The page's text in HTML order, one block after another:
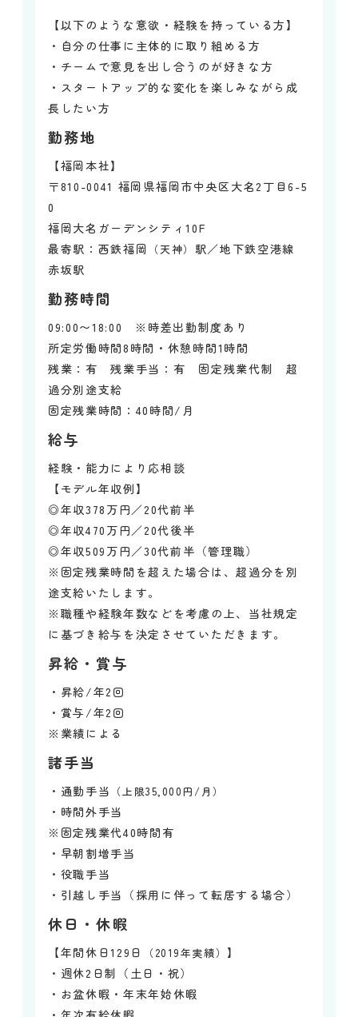
【以下のような意欲・経験を持っている方】
・自分の仕事に主体的に取り組める方
・チームで意見を出し合うのが好きな方
・スタートアップ的な変化を楽しみながら成
長したい方
勤務地
【福岡本社】
〒810-0041 福岡県福岡市中央区大名2丁目6-5
0
福岡大名ガーデンシティ10F
最寄駅：西鉄福岡 （天神） 駅／地下鉄空港線
赤坂駅
勤務時間
09:00〜18:00 ※時差出勤制度あり
所定労働時間8時間・休憩時間1時間
残業：有 残業手当：有 固定残業代制 超
過分別途支給
固定残業時間：40時間/月
給与
経験・能力により応相談
【モデル年収例】
◎年収378万円／20代前半
◎年収470万円／20代後半
◎年収509万円／30代前半（管理職）
※固定残業時間を超えた場合は、超過分を別
途支給いたします。
※職種や経験年数などを考慮の上、当社規定
に基づき給与を決定させていただきます。
昇給・賞与
・昇給/年2回
・賞与/年2回
※業績による
諸手当
・通勤手当 （上限35,000円/月）
・時間外手当
※固定残業代40時間有
・早朝割増手当
・役職手当
・引越し手当（採用に伴って転居する場合）
休日・休暇
【年間休日129日 （2019年実績） 】
・週休2日制（土日・祝）
・お盆休暇・年末年始休暇